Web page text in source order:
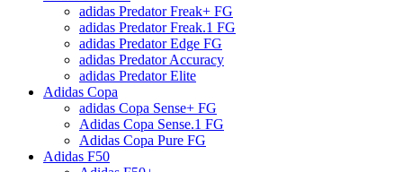
adidas Predator Freak+ FG
adidas Predator Freak.1 FG
adidas Predator Edge FG
adidas Predator Accuracy
adidas Predator Elite
Adidas Copa
adidas Copa Sense+ FG
Adidas Copa Sense.1 FG
Adidas Copa Pure FG
Adidas F50